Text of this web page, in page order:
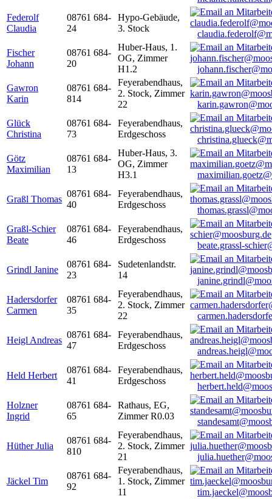
Federolf
Claudia
08761 684-
24
Hypo-Gebäude,
3. Stock
Fischer
Johann
08761 684-
20
Huber-Haus, 1.
OG, Zimmer
H1.2
Gawron
Karin
08761 684-
814
Feyerabendhaus,
2. Stock, Zimmer
22
Glück
Christina
08761 684-
73
Feyerabendhaus,
Erdgeschoss
Götz
Maximilian
08761 684-
13
Huber-Haus, 3.
OG, Zimmer
H3.1
Graßl Thomas
08761 684-
40
Feyerabendhaus,
Erdgeschoss
Graßl-Schier
Beate
08761 684-
46
Feyerabendhaus,
Erdgeschoss
beate.grassl-
Grindl Janine
08761 684-
23
Sudetenlandstr.
14
Hadersdorfer
Carmen
08761 684-
35
Feyerabendhaus,
2. Stock, Zimmer
22
Heigl Andreas
08761 684-
47
Feyerabendhaus,
Erdgeschoss
Held Herbert
08761 684-
41
Feyerabendhaus,
Erdgeschoss
Holzner
Ingrid
08761 684-
65
Rathaus, EG,
Zimmer R0.03
Hüther Julia
08761 684-
810
Feyerabendhaus,
2. Stock, Zimmer
21
Jäckel Tim
08761 684-
92
Feyerabendhaus,
1. Stock, Zimmer
11